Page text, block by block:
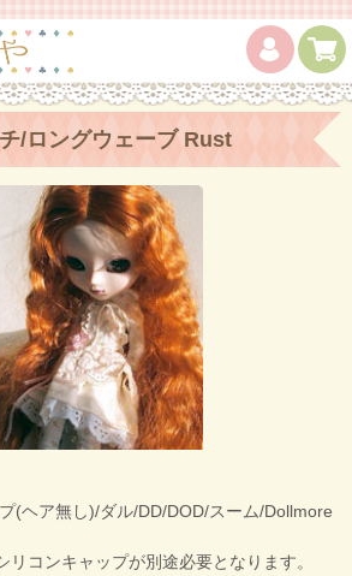
/ロングウェーブ Rust
(ヘア無し)/ダル/DD/DOD/スーム/Dollmore
コンキャップが別途必要となります。